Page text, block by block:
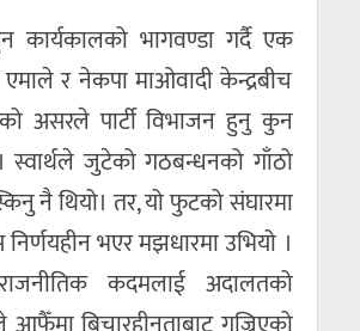
हुन कार्यकालको भागवण्डा गर्दै एक
र नेकपा माओवादी केन्द्रबीच
असरले पार्टी विभाजन हुनु कुन
स्वार्थले जुटेको गठबन्धनको गाँठो
नै थियो। तर, यो फुटको संघारमा
निर्णयहीन भएर मझधारमा उभियो ।
कदमलाई अदालतको